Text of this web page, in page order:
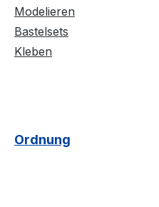
Modelieren
Bastelsets
Kleben
Ordnung